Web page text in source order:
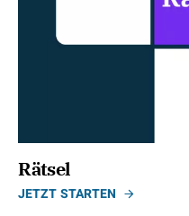
Rätsel
JETZT STARTEN